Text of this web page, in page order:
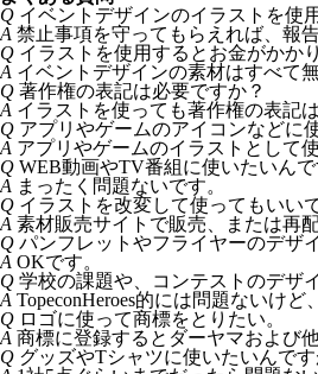
Q イベントデザインのイラストを使
A 禁止事項を守ってもらえれば、報
Q イラストを使用するとお金がかか
A イベントデザインの素材はすべて
Q 著作権の表記は必要ですか？
A イラストを使っても著作権の表記
Q アプリやゲームのアイコンなどに
A アプリやゲームのイラストとして
Q WEB動画やTV番組に使いたいんで
A まったく問題ないです。
Q イラストを改変して使ってもいい
A 素材販売サイトで販売、または再
Q パンフレットやフライヤーのデザ
A OKです。
Q 学校の課題や、コンテストのデザ
A TopeconHeroes的には問題ないけ
Q ロゴに使って商標をとりたい。
A 商標に登録するとダーヤマおよび
Q グッズやTシャツに使いたいんです